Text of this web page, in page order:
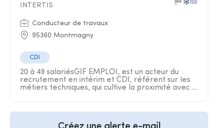
INTERTIS
Conducteur de travaux
95360 Montmagny
CDI
20 à 49 salariésGIF EMPLOI, est un acteur du
recrutement en intérim et CDI, référent sur les
métiers techniques, qui cultive la proximité avec ...